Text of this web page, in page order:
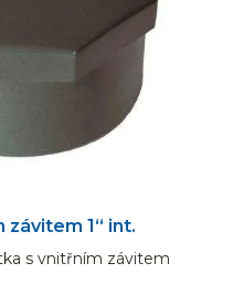
závitem 1“ int.
s vnitřním závitem